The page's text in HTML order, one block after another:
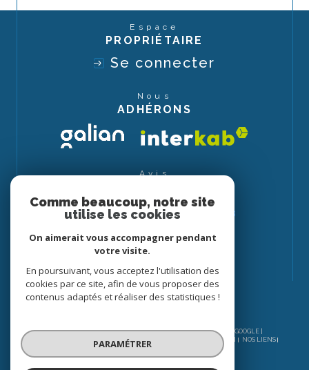
Espace
PROPRIÉTAIRE
Se connecter
Nous
ADHÉRONS
Avis
© 2026 | TOUS DROITS RÉSERVÉS | TRADUCTION POWERED BY GOOGLE |
PLAN DU SITE ADMIN
NOS LIENS
POLITIQUE RGPD
Comme beaucoup, notre site
utilise les cookies
On aimerait vous accompagner pendant
votre visite.
En poursuivant, vous acceptez l'utilisation des
cookies par ce site, afin de vous proposer des
contenus adaptés et réaliser des statistiques !
PARAMÉTRER